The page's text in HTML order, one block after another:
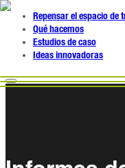
Repensar el espacio de
Qué hacemos
Estudios de caso
Ideas innovadoras